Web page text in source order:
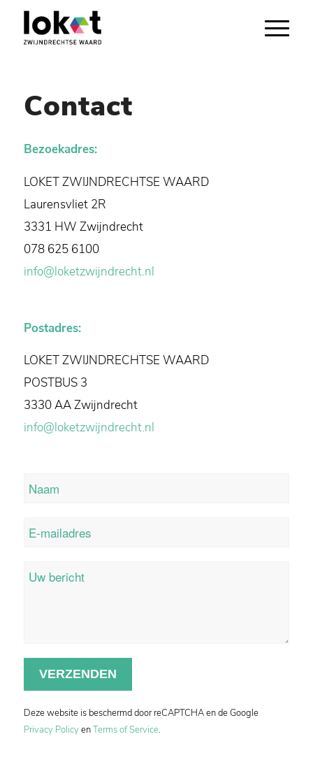
Contact
Bezoekadres:
LOKET ZWIJNDRECHTSE WAARD
Laurensvliet 2R
3331 HW Zwijndrecht
078 625 6100
info@loketzwijndrecht.nl
Postadres:
LOKET ZWIJNDRECHTSE WAARD
POSTBUS 3
3330 AA Zwijndrecht
info@loketzwijndrecht.nl
Deze website is beschermd door reCAPTCHA en de Google
Privacy PolicyenTerms of Service.